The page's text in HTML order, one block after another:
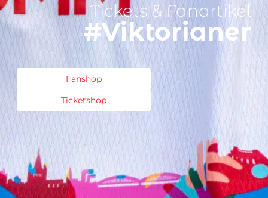
Tickets & Fanartikel
#Viktorianer
Fanshop
Ticketshop